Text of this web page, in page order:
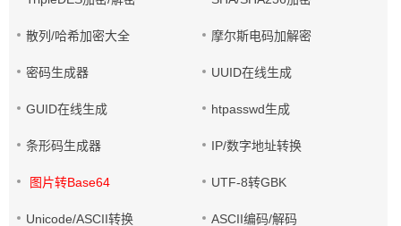
散列/哈希加密大全 摩尔斯电码加解密
密码生成器 UUID在线生成
GUID在线生成 htpasswd生成
条形码生成器 IP/数字地址转换
图片转Base64 UTF-8转GBK
Unicode/ASCII转换 ASCII编码/解码